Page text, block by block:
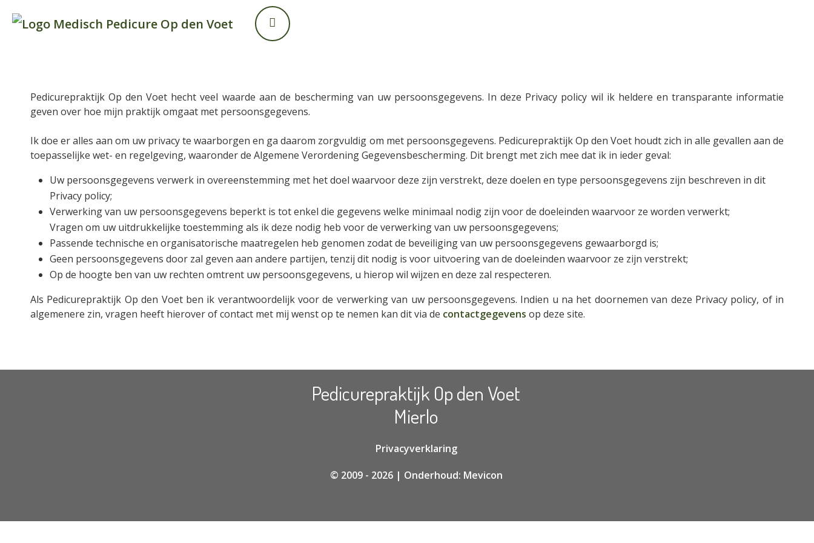
Pedicurepraktijk Op den Voet hecht veel waarde aan de bescherming van uw persoonsgegevens. In deze Privacy policy wil ik heldere en transparante informatie
geven over hoe mijn praktijk omgaat met persoonsgegevens.
Ik doe er alles aan om uw privacy te waarborgen en ga daarom zorgvuldig om met persoonsgegevens. Pedicurepraktijk Op den Voet houdt zich in alle gevallen aan de
toepasselijke wet- en regelgeving, waaronder de Algemene Verordening Gegevensbescherming. Dit brengt met zich mee dat ik in ieder geval:
Uw persoonsgegevens verwerk in overeenstemming met het doel waarvoor deze zijn verstrekt, deze doelen en type persoonsgegevens zijn beschreven in dit
Privacy policy;
Verwerking van uw persoonsgegevens beperkt is tot enkel die gegevens welke minimaal nodig zijn voor de doeleinden waarvoor ze worden verwerkt;
Vragen om uw uitdrukkelijke toestemming als ik deze nodig heb voor de verwerking van uw persoonsgegevens;
Passende technische en organisatorische maatregelen heb genomen zodat de beveiliging van uw persoonsgegevens gewaarborgd is;
Geen persoonsgegevens door zal geven aan andere partijen, tenzij dit nodig is voor uitvoering van de doeleinden waarvoor ze zijn verstrekt;
Op de hoogte ben van uw rechten omtrent uw persoonsgegevens, u hierop wil wijzen en deze zal respecteren.
Als Pedicurepraktijk Op den Voet ben ik verantwoordelijk voor de verwerking van uw persoonsgegevens. Indien u na het doornemen van deze Privacy policy, of in
algemenere zin, vragen heeft hierover of contact met mij wenst op te nemen kan dit via de contactgegevens op deze site.
Pedicurepraktijk Op den Voet
Mierlo
Privacyverklaring
© 2009 - 2026 | Onderhoud: Mevicon